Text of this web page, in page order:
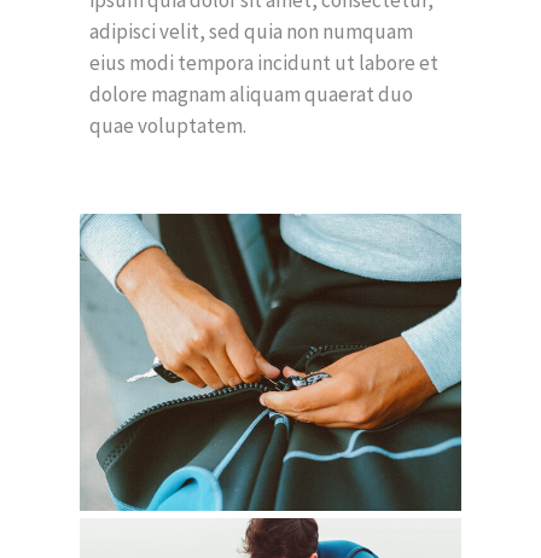
adipisci velit, sed quia non numquam
eius modi tempora incidunt ut labore et
dolore magnam aliquam quaerat duo
quae voluptatem.